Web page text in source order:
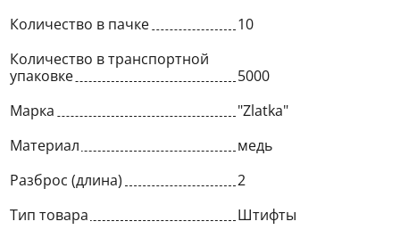
Количество в пачке
10
Количество в транспортной
упаковке
5000
Марка
"Zlatka"
Материал
медь
Разброс (длина)
2
Тип товара
Штифты